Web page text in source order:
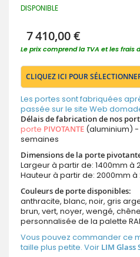
DISPONIBLE
7 410,00 €
Le prix comprend la TVA et les frais
CLIQUEZ ICI POUR
Les portes sont fabriquées
passée sur le site Web
Délais de fabrication de nos
porte PIVOTANTE (aluminium)
semaines
Dimensions de la porte
Largeur à partir de: 1400mm à
Hauteur à partir de: 2000mm à
Couleurs de porte disponibles:
anthracite, blanc, noir, gris
brun, vert, noyer, wengé,
personnalisée de la palette
Vous pouvez commander ce
taille plus petite. Voir LIM Glass